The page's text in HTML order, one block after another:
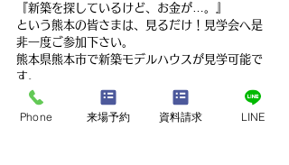
『新築を探しているけど、お金が…。』
という熊本の皆さまは、見るだけ！見学会へ是
非一度ご参加下さい。
熊本県熊本市で新築モデルハウスが見学可能で
す。
建売、中古住宅、中古物件を希望の方も、意外
Phone 来場予約 資料請求 LINE